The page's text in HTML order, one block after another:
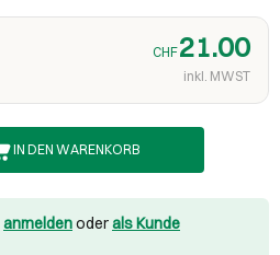
CHF21.00
inkl. MWST
IN DEN WARENKORB
anmeldenoderals Kunde